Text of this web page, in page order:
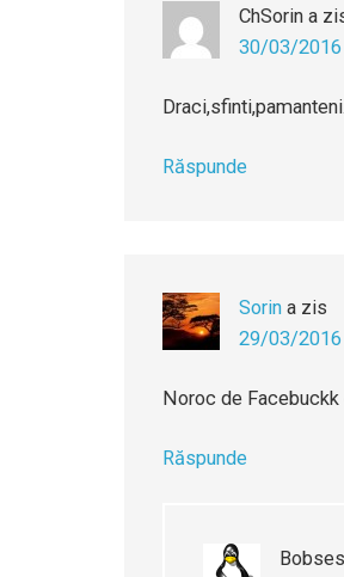
ChSorin a
30/03/2016
Răspunde
Sorin a zis
29/03/2016
Noroc de
Răspunde
Bobses